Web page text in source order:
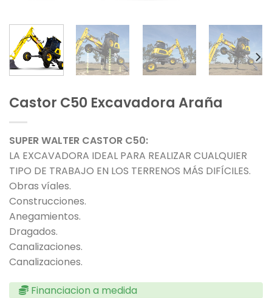
Castor C50 Excavadora Araña
SUPER WALTER CASTOR C50:
LA EXCAVADORA IDEAL PARA REALIZAR CUALQUIER
TIPO DE TRABAJO EN LOS TERRENOS MÁS DIFÍCILES.
Obras víales.
Construcciones.
Anegamientos.
Dragados.
Canalizaciones.
Canalizaciones.
Financiacion a medida